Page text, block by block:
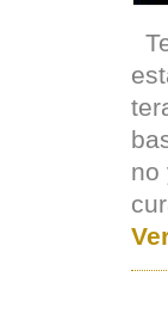
no